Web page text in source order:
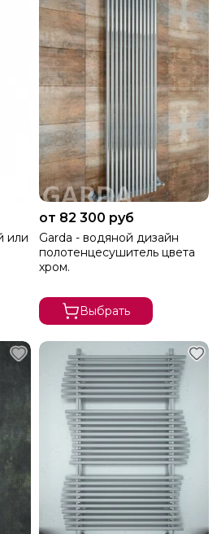
от 82 300 руб
Garda - водяной дизайн
полотенцесушитель цвета
хром.
Выбрать